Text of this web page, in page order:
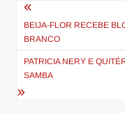
Navegação
de
Post
BEIJA-FLOR RECEBE
BRANCO
PATRICIA NERY E
SAMBA